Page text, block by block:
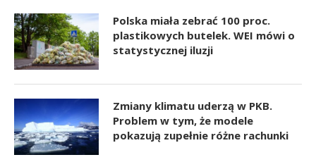
Polska miała zebrać 100 proc.
plastikowych butelek. WEI mówi o
statystycznej iluzji
Zmiany klimatu uderzą w PKB.
Problem w tym, że modele
pokazują zupełnie różne rachunki